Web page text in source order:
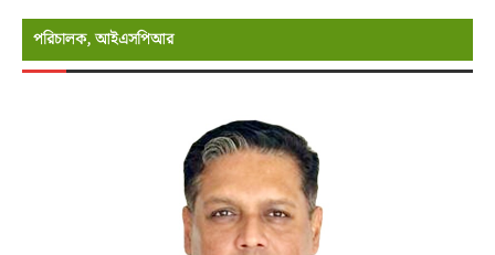
পরিচালক, আইএসপিআর